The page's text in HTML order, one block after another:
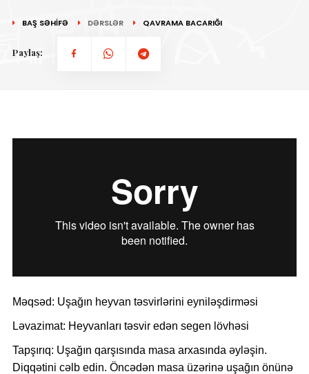
BAŞ SƏHİFƏ DƏRSLƏR QAVRAMA BACARIĞI
Paylaş:
Məqsəd: Uşağın heyvan təsvirlərini eyniləşdirməsi
Ləvazimat: Heyvanları təsvir edən segen lövhəsi
Tapşırıq: Uşağın qarşısında masa arxasında əyləşin.
Diqqətini cəlb edin. Öncədən masa üzərinə uşağın önünə